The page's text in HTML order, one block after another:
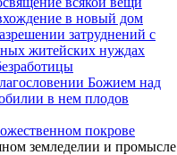
в новый дом
затруднений с
житейских нуждах
Божием над
в нем плодов
покрове
земледелии и промысле